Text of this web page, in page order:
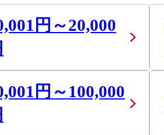
円～20,000
円～100,000